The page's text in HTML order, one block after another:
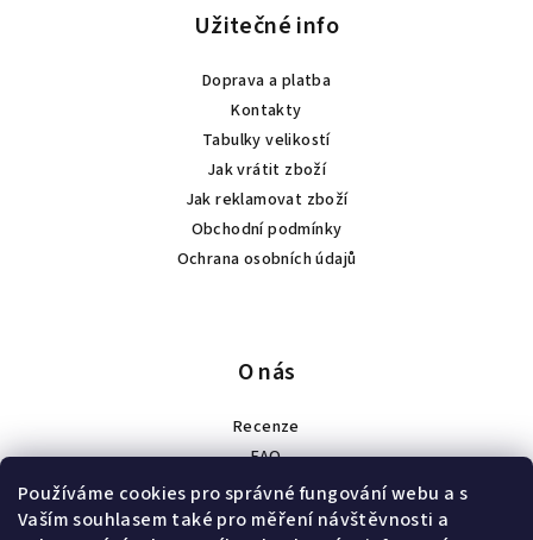
Používáme cookies pro správné fungování webu a s
Vaším souhlasem také pro měření návštěvnosti a
Užitečné info
Doprava a platba
Kontakty
Tabulky velikostí
Jak vrátit zboží
Jak reklamovat zboží
Obchodní podmínky
Ochrana osobních údajů
O nás
Recenze
FAQ
Spolupráce
Náš příběh